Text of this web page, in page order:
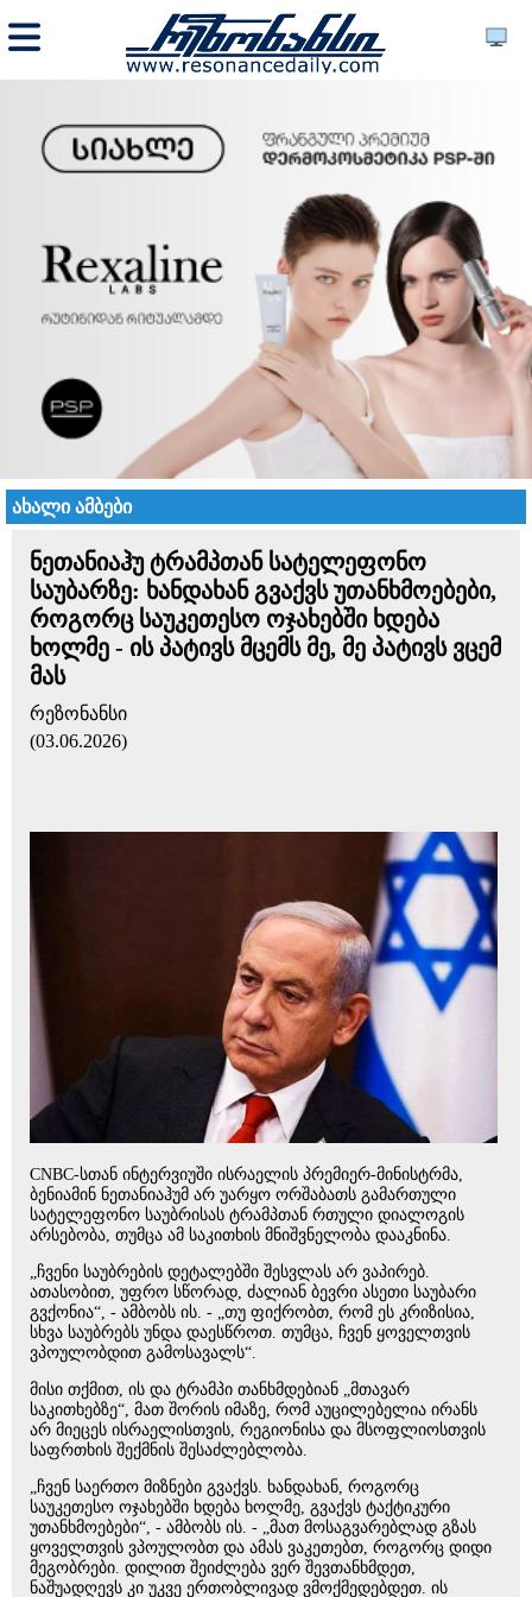
ახალი ამბები
ნეთანიაჰუ ტრამპთან სატელეფონო
საუბარზე: ხანდახან გვაქვს უთანხმოებები,
როგორც საუკეთესო ოჯახებში ხდება
ხოლმე - ის პატივს მცემს მე, მე პატივს ვცემ
მას
რეზონანსი
(03.06.2026)
CNBC-სთან ინტერვიუში ისრაელის პრემიერ-მინისტრმა,
ბენიამინ ნეთანიაჰუმ არ უარყო ორშაბათს გამართული
სატელეფონო საუბრისას ტრამპთან რთული დიალოგის
არსებობა, თუმცა ამ საკითხის მნიშვნელობა დააკნინა.
„ჩვენი საუბრების დეტალებში შესვლას არ ვაპირებ.
ათასობით, უფრო სწორად, ძალიან ბევრი ასეთი საუბარი
გვქონია“, - ამბობს ის. - „თუ ფიქრობთ, რომ ეს კრიზისია,
სხვა საუბრებს უნდა დაესწროთ. თუმცა, ჩვენ ყოველთვის
ვპოულობდით გამოსავალს“.
მისი თქმით, ის და ტრამპი თანხმდებიან „მთავარ
საკითხებზე“, მათ შორის იმაზე, რომ აუცილებელია ირანს
არ მიეცეს ისრაელისთვის, რეგიონისა და მსოფლიოსთვის
საფრთხის შექმნის შესაძლებლობა.
„ჩვენ საერთო მიზნები გვაქვს. ხანდახან, როგორც
საუკეთესო ოჯახებში ხდება ხოლმე, გვაქვს ტაქტიკური
უთანხმოებები“, - ამბობს ის. - „მათ მოსაგვარებლად გზას
ყოველთვის ვპოულობთ და ამას ვაკეთებთ, როგორც დიდი
მეგობრები. დილით შეიძლება ვერ შევთანხმდეთ,
ნაშუადღევს კი უკვე ერთობლივად ვმოქმედებდეთ. ის